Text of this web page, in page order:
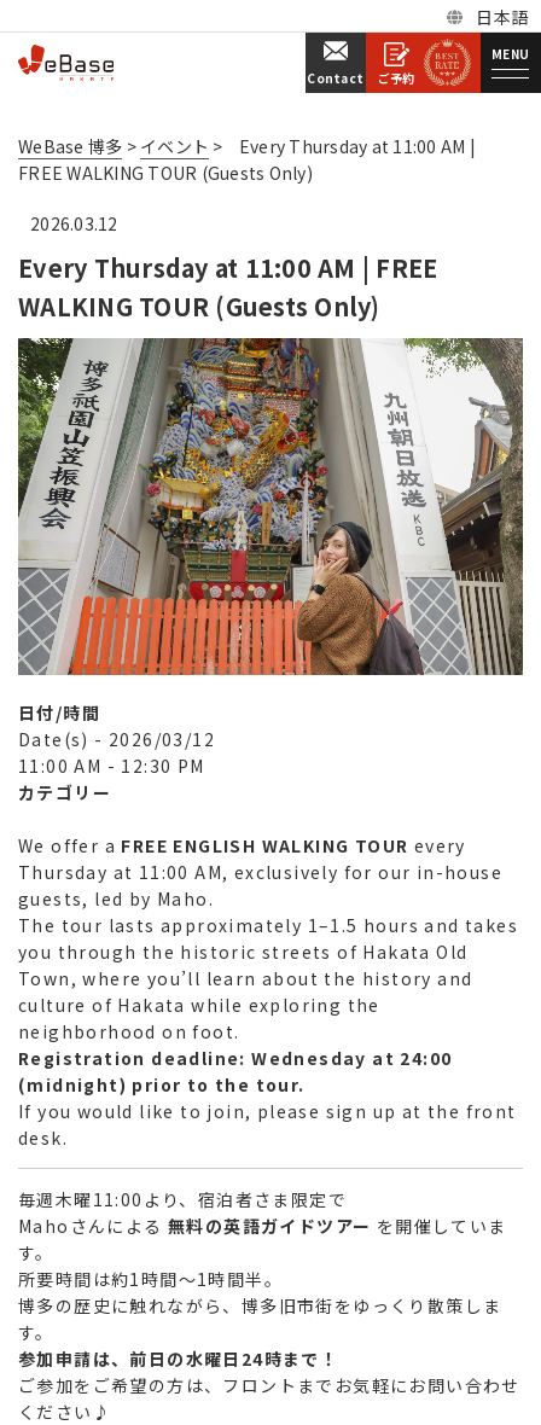
日本語
ご予約
Contact
MENU
WeBase 博多 > イベント >
Every Thursday at 11:00 AM |
FREE WALKING TOUR (Guests Only)
2026.03.12
Every Thursday at 11:00 AM | FREE
WALKING TOUR (Guests Only)
日付/時間
Date(s) - 2026/03/12
11:00 AM - 12:30 PM
カテゴリー
We offer a FREE ENGLISH WALKING TOUR every
Thursday at 11:00 AM, exclusively for our in-house
guests, led by Maho.
The tour lasts approximately 1–1.5 hours and takes
you through the historic streets of Hakata Old
Town , where you’ll learn about the history and
culture of Hakata while exploring the
neighborhood on foot.
Registration deadline: Wednesday at 24:00
(midnight) prior to the tour.
If you would like to join, please sign up at the front
desk.
毎週木曜11:00より、宿泊者さま限定で
Mahoさんによる 無料の英語ガイドツアー を開催していま
す。
所要時間は約1時間～1時間半。
博多の歴史に触れながら、博多旧市街をゆっくり散策しま
す。
参加申請は、前日の水曜日24時まで！
ご参加をご希望の方は、フロントまでお気軽にお問い合わせ
ください♪